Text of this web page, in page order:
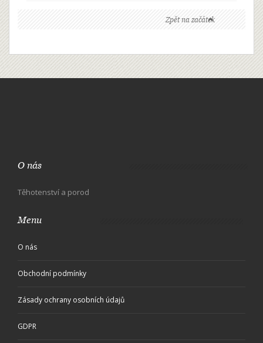
Zpět na začátek
O nás
Těhotenství a porod
Menu
O nás
Obchodní podmínky
Zásady ochrany osobních údajů
GDPR